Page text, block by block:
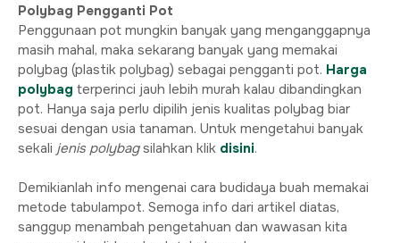
Polybag Pengganti Pot
Penggunaan pot mungkin banyak yang menganggapnya
masih mahal, maka sekarang banyak yang memakai
polybag (plastik polybag) sebagai pengganti pot. Harga
polybag terperinci jauh lebih murah kalau dibandingkan
pot. Hanya saja perlu dipilih jenis kualitas polybag biar
sesuai dengan usia tanaman. Untuk mengetahui banyak
sekali jenis polybagsilahkan klik disini.
Demikianlah info mengenai cara budidaya buah memakai
metode tabulampot. Semoga info dari artikel diatas,
sanggup menambah pengetahuan dan wawasan kita